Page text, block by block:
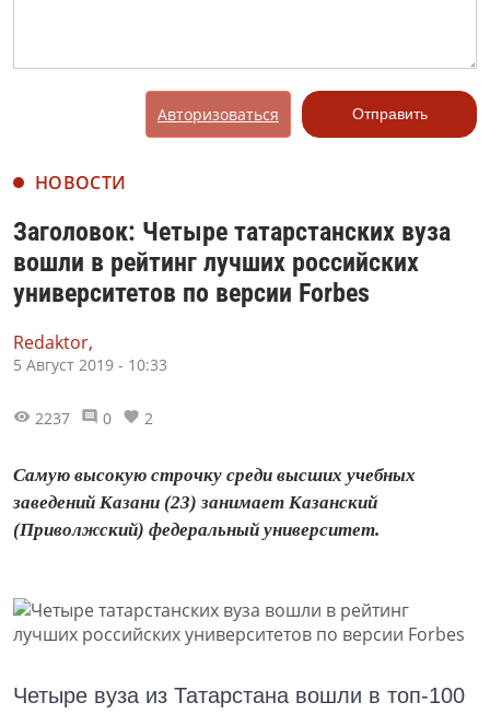
Авторизоваться Отправить
НОВОСТИ
Заголовок: Четыре татарстанских вуза
вошли в рейтинг лучших российских
университетов по версии Forbes
Redaktor,
5 Август 2019 - 10:33
2237 0 2
Самую высокую строчку среди высших учебных
заведений Казани (23) занимает Казанский
(Приволжский) федеральный университет.
Четыре вуза из Татарстана вошли в топ-100